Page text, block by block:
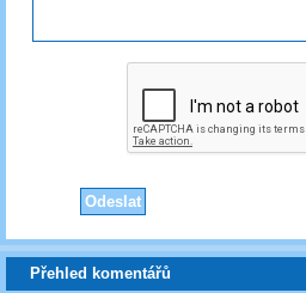
Přehled komentářů